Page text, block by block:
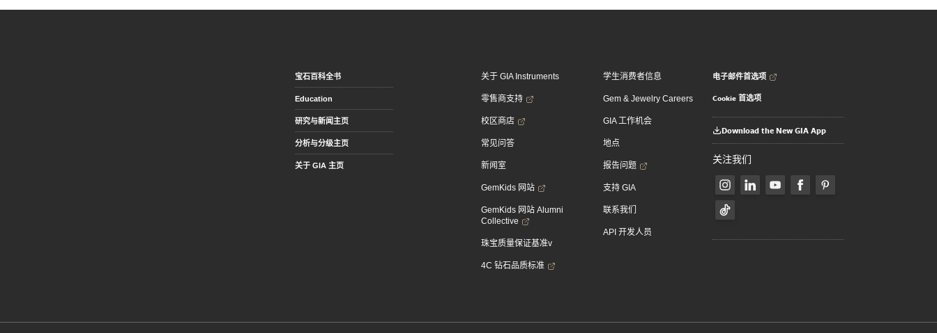
宝石百科全书
Education
研究与新闻主页
分析与分级主页
关于 GIA 主页
关于 GIA Instruments
零售商支持
校区商店
常见问答
新闻室
GemKids 网站
GemKids 网站 Alumni
Collective
珠宝质量保证基准v
4C 钻石品质标准
学生消费者信息
Gem & Jewelry Careers
GIA 工作机会
地点
报告问题
支持 GIA
联系我们
API 开发人员
电子邮件首选项
Cookie 首选项
Download the New GIA App
关注我们